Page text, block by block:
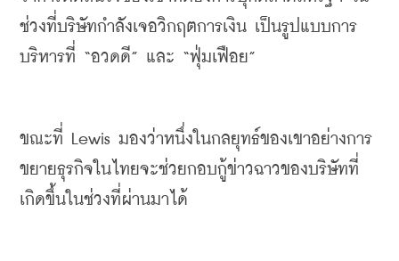
ช่วงที่บริษัทกำลังเจอวิกฤตการเงิน เป็นรูปแบบการ
บริหารที่ “อวดดี” และ “ฟุ่มเฟือย”
ขณะที่ Lewis มองว่าหนึ่งในกลยุทธ์ของเขาอย่างการ
ขยายธุรกิจในไทยจะช่วยกอบกู้ข่าวฉาวของบริษัทที่
เกิดขึ้นในช่วงที่ผ่านมาได้